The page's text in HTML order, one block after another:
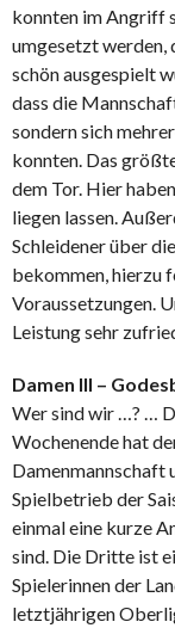
konnten im Angriff
umgesetzt werden,
schön ausgespielt
dass die
sondern sich
konnten. Das
dem Tor. Hier
liegen lassen.
Schleidener über
bekommen, hierzu
Voraussetzungen.
Leistung sehr
Damen III –
Wer sind wir …? …
Wochenende hat
Damenmannschaft
Spielbetrieb der
einmal eine kurze
sind. Die Dritte ist
Spielerinnen der
letztjährigen